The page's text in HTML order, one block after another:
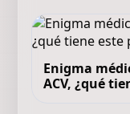
Enigma
ACV, ¿qué